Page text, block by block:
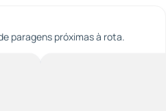
paragens próximas à rota.